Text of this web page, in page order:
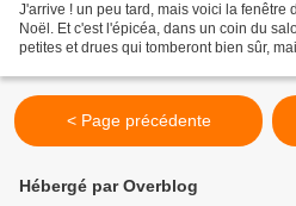
J'arrive ! un peu tard, mais voici la fenêtre
Noël. Et c'est l'épicéa, dans un coin du
petites et drues qui tomberont bien sûr,
< Page précédente
Hébergé par Overblog